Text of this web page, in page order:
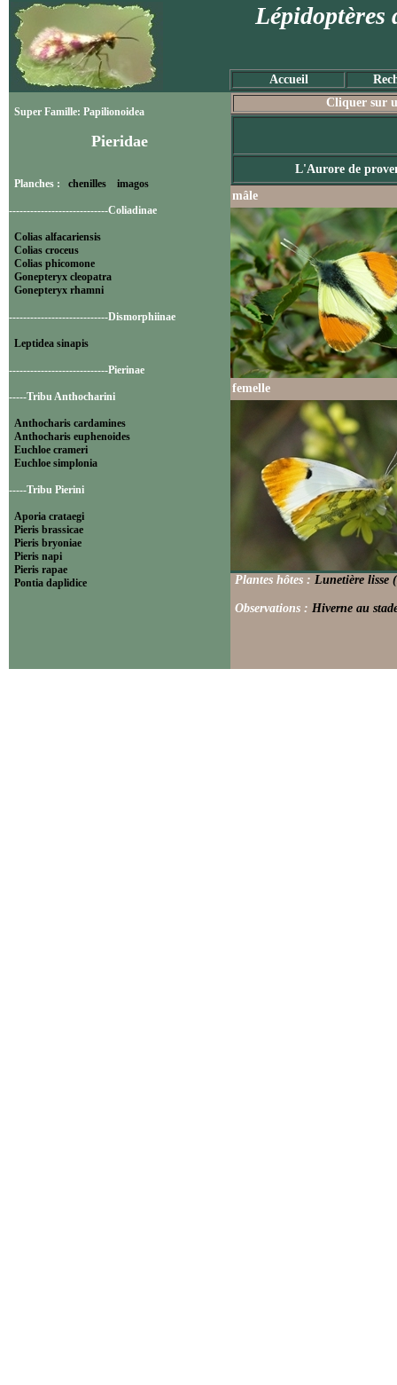
Lépidoptères
Accueil
Super Famille: Papilionoidea
Pieridae
Planches : chenilles imagos
----------------------------Coliadinae
Colias alfacariensis
Colias croceus
Colias phicomone
Gonepteryx cleopatra
Gonepteryx rhamni
----------------------------Dismorphiinae
Leptidea sinapis
----------------------------Pierinae
-----Tribu Anthocharini
Anthocharis cardamines
Anthocharis euphenoides
Euchloe crameri
Euchloe simplonia
-----Tribu Pierini
Aporia crataegi
Pieris brassicae
Pieris bryoniae
Pieris napi
Pieris rapae
Pontia daplidice
Cliquer sur
L'Aurore de
mâle
femelle
Plantes hôtes : Lunetière lisse
Observations : Hiverne au